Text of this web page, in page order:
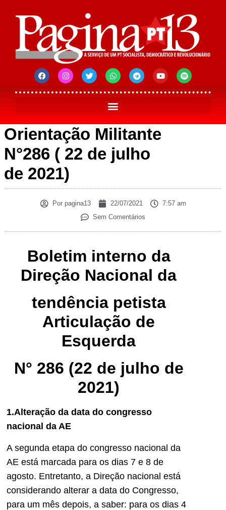
Orientação Militante
N°286 ( 22 de julho
de 2021)
Porpagina13 22/07/2021
7:57 am
Sem Comentários
Boletim interno da
Direção Nacional da
tendência petista
Articulação de
Esquerda
N° 286 (22 de julho de
2021)
1.Alteração da data do congresso
nacional da AE
A segunda etapa do congresso nacional da
AE está marcada para os dias 7 e 8 de
agosto. Entretanto, a Direção nacional está
considerando alterar a data do Congresso,
para um mês depois, a saber: para os dias 4